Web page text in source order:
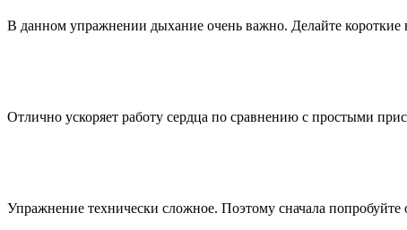
В данном упражнении дыхание очень важно. Делайте
Отлично ускоряет работу сердца по сравнению с простыми
Упражнение технически сложное. Поэтому сначала